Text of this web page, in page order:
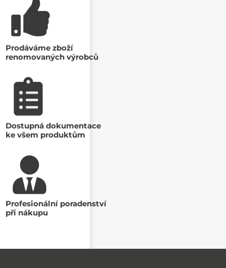
Prodáváme zboží
renomovaných výrobců
Dostupná dokumentace
ke všem produktům
Profesionální poradenství
při nákupu